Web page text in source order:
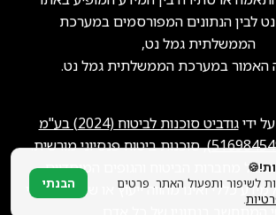
לבין הנתונים המפורסמים במערכת
הממשלתית גמל נט,
האמור במערכת הממשלתית גמל נט.
ידיגודביט סוכנות לביטוח (2024) בע"מ
), סוכנות ביטוח פנסיוני מורשית.
מחברות הביטוח והגופים המוסדיים.
כללי ואינו מהווה ייעוץ או שיווק פנסיוני
לשיפור ותפעול האתר. פרטים
.
הבנתי